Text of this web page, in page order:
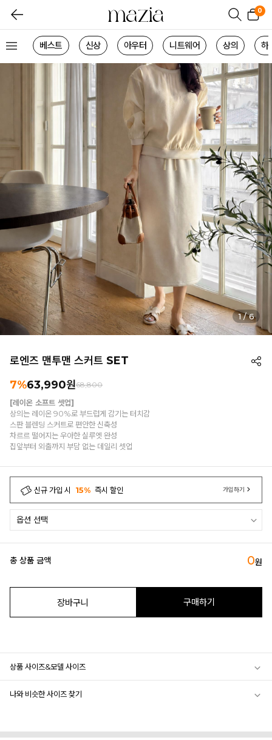
0
베스트 신상 아우터 니트웨어 상의 하
2 / 6
로엔즈 맨투맨 스커트 SET
7%63,990원68,800
[레이온 소프트 셋업]
상의는 레이온 90%로 부드럽게 감기는 터치감
스판 블렌딩 스커트로 편안한 신축성
차르르 떨어지는 우아한 실루엣 완성
집앞부터 외출까지 부담 없는 데일리 셋업
신규 가입 시 15% 즉시 할인 가입하기
총 상품 금액 0원
장바구니 구매하기
상품 사이즈&모델 사이즈
나와 비슷한 사이즈 찾기